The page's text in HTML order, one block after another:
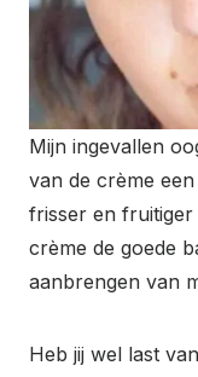
Mijn ingevallen
van de crème
frisser en fruitiger
crème de goede
aanbrengen van
Heb jij wel last